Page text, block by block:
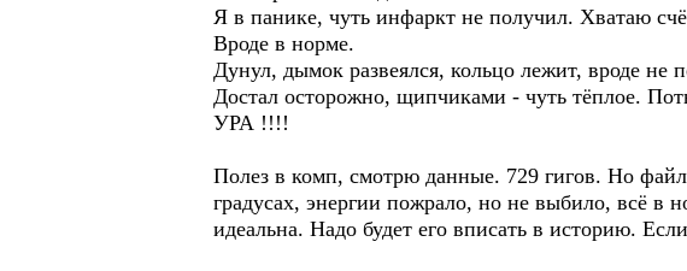
Я в панике, чуть инфаркт не получил. Хватаю
Вроде в норме.
Дунул, дымок развеялся, кольцо лежит, вроде не
Достал осторожно, щипчиками - чуть тёплое.
УРА !!!!
Полез в комп, смотрю данные. 729 гигов. Но
градусах, энергии пожрало, но не выбило, всё в
идеальна. Надо будет его вписать в историю.